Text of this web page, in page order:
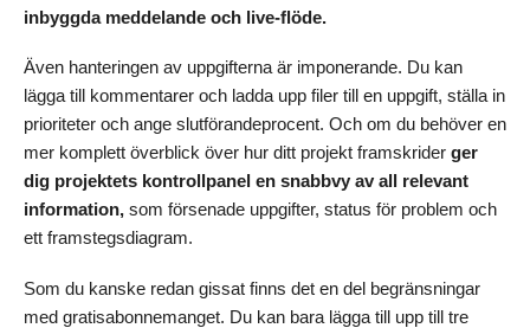
inbyggda meddelande och live-flöde.
Även hanteringen av uppgifterna är imponerande. Du kan
lägga till kommentarer och ladda upp filer till en uppgift, ställa in
prioriteter och ange slutförandeprocent. Och om du behöver en
mer komplett överblick över hur ditt projekt framskrider ger
dig projektets kontrollpanel en snabbvy av all relevant
information, som försenade uppgifter, status för problem och
ett framstegsdiagram.
Som du kanske redan gissat finns det en del begränsningar
med gratisabonnemanget. Du kan bara lägga till upp till tre